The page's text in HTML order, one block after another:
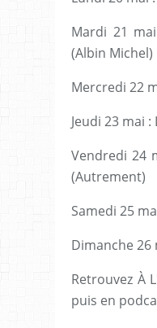
Mardi 21 mai
(Albin Michel)
Mercredi 22
Jeudi 23 mai :
Vendredi 24
(Autrement)
Samedi 25
Dimanche 26
Retrouvez À
puis en